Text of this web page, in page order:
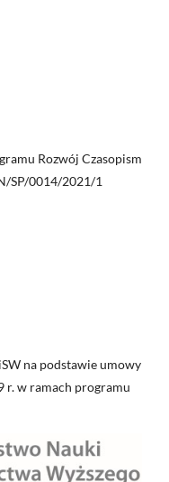
Rozwój Czasopism
SP/0014/2021/1
na podstawie umowy
r. w ramach programu